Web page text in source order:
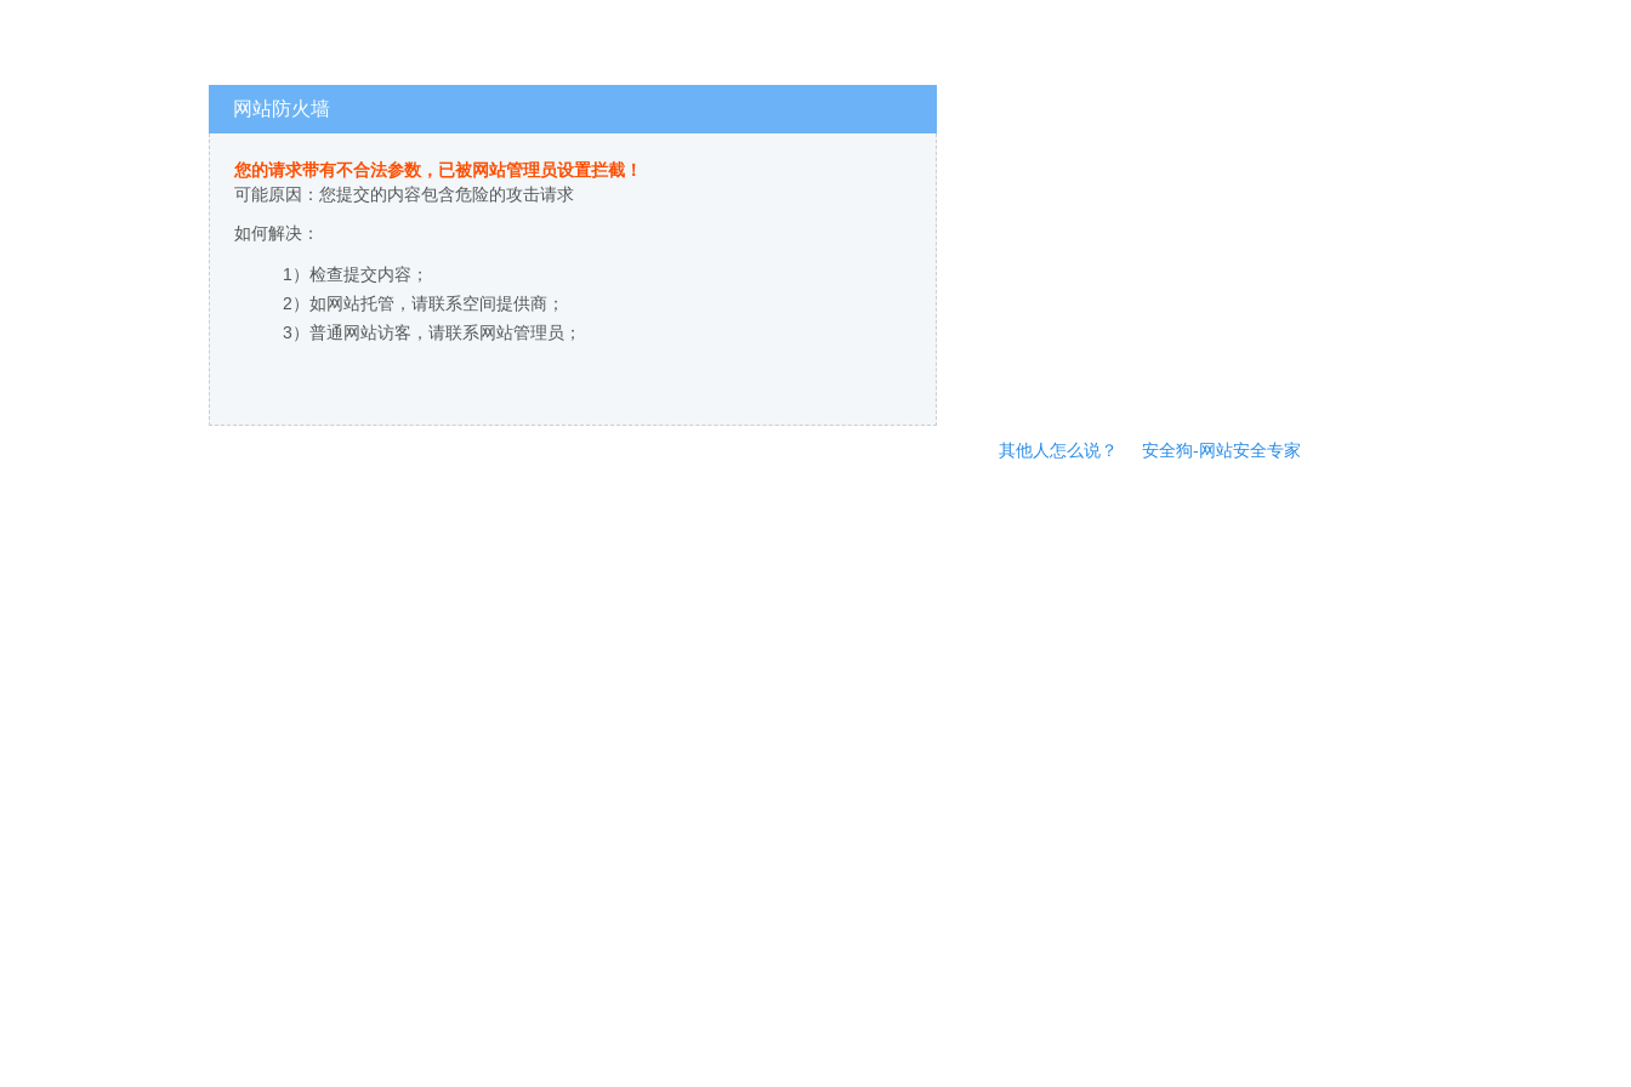
网站防火墙
您的请求带有不合法参数，已被网站管理员设置拦截！
可能原因：您提交的内容包含危险的攻击请求
如何解决：
1）检查提交内容；
2）如网站托管，请联系空间提供商；
3）普通网站访客，请联系网站管理员；
其他人怎么说？ 安全狗-网站安全专家